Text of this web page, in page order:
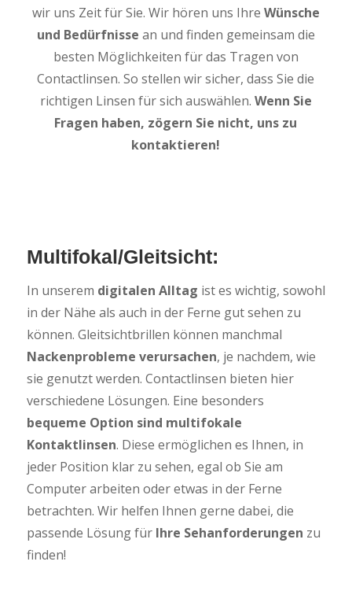
wir uns Zeit für Sie. Wir hören uns Ihre Wünsche
und Bedürfnisse an und finden gemeinsam die
besten Möglichkeiten für das Tragen von
Contactlinsen. So stellen wir sicher, dass Sie die
richtigen Linsen für sich auswählen. Wenn Sie
Fragen haben, zögern Sie nicht, uns zu
kontaktieren!
Multifokal/Gleitsicht:
In unserem digitalen Alltag ist es wichtig, sowohl
in der Nähe als auch in der Ferne gut sehen zu
können. Gleitsichtbrillen können manchmal
Nackenprobleme verursachen, je nachdem, wie
sie genutzt werden. Contactlinsen bieten hier
verschiedene Lösungen. Eine besonders
bequeme Option sind multifokale
Kontaktlinsen. Diese ermöglichen es Ihnen, in
jeder Position klar zu sehen, egal ob Sie am
Computer arbeiten oder etwas in der Ferne
betrachten. Wir helfen Ihnen gerne dabei, die
passende Lösung für Ihre Sehanforderungen zu
finden!